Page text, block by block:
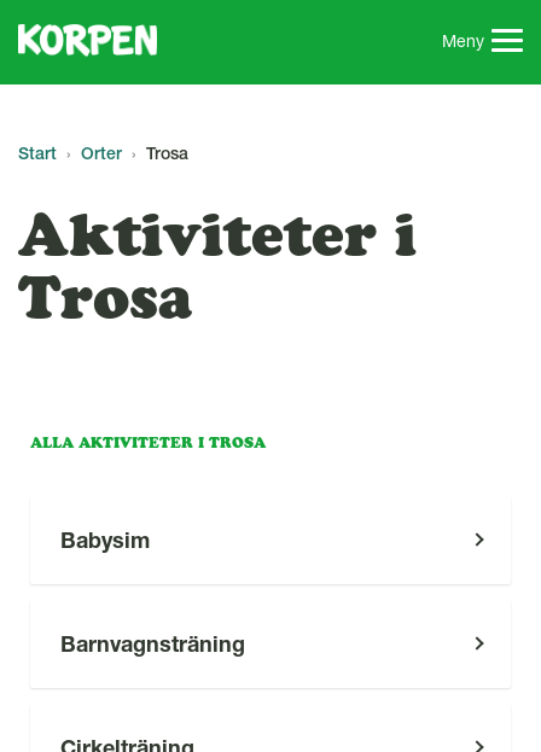
Meny
Start Orter Trosa
Aktiviteter i
Trosa
ALLA AKTIVITETER I TROSA
Babysim
Barnvagnsträning